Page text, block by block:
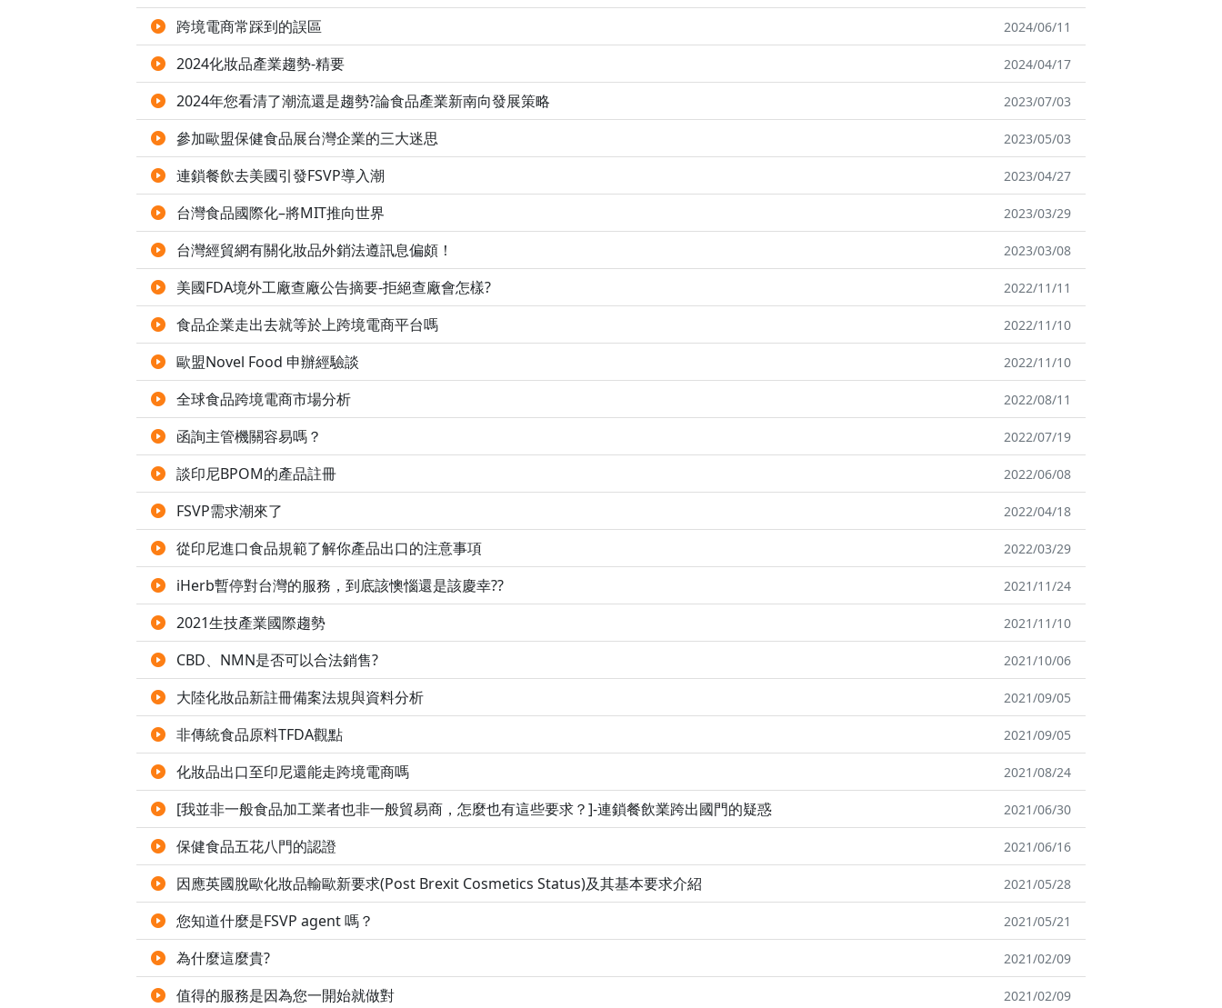
跨境電商常踩到的誤區 2024/06/11
2024化妝品產業趨勢-精要 2024/04/17
2024年您看清了潮流還是趨勢?論食品產業新南向發展策略 2023/07/03
參加歐盟保健食品展台灣企業的三大迷思 2023/05/03
連鎖餐飲去美國引發FSVP導入潮 2023/04/27
台灣食品國際化–將MIT推向世界 2023/03/29
台灣經貿網有關化妝品外銷法遵訊息偏頗！ 2023/03/08
美國FDA境外工廠查廠公告摘要-拒絕查廠會怎樣? 2022/11/11
食品企業走出去就等於上跨境電商平台嗎 2022/11/10
歐盟Novel Food 申辦經驗談 2022/11/10
全球食品跨境電商市場分析 2022/08/11
函詢主管機關容易嗎？ 2022/07/19
談印尼BPOM的產品註冊 2022/06/08
FSVP需求潮來了 2022/04/18
從印尼進口食品規範了解你產品出口的注意事項 2022/03/29
iHerb暫停對台灣的服務，到底該懊惱還是該慶幸?? 2021/11/24
2021生技產業國際趨勢 2021/11/10
CBD、NMN是否可以合法銷售? 2021/10/06
大陸化妝品新註冊備案法規與資料分析 2021/09/05
非傳統食品原料TFDA觀點 2021/09/05
化妝品出口至印尼還能走跨境電商嗎 2021/08/24
[我並非一般食品加工業者也非一般貿易商，怎麼也有這些要求？]-連鎖餐飲業跨出國門的疑惑 2021/06/30
保健食品五花八門的認證 2021/06/16
因應英國脫歐化妝品輸歐新要求(Post Brexit Cosmetics Status)及其基本要求介紹 2021/05/28
您知道什麼是FSVP agent 嗎？ 2021/05/21
為什麼這麼貴? 2021/02/09
值得的服務是因為您一開始就做對 2021/02/09